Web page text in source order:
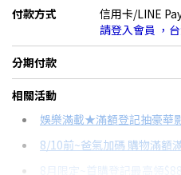
付款方式
信用卡/LINE
請登入會員 ，
分期付款
＊實際可分期數、適用利率，請
信用卡分期
分期數 每期
相關活動
娛樂滿載★滿額登記抽豪華
8/10前~爸氣加碼 購物滿額
8月限定~首購登記最高領